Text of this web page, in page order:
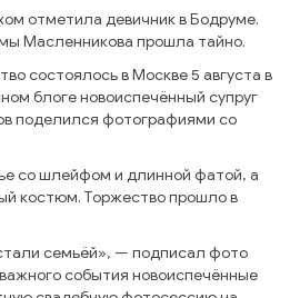
отметила девичник в Бодруме.
Масленникова прошла тайно.
состоялось в Москве 5 августа в
блоге новоиспечённый супруг
поделился фотографиями со
со шлейфом и длинной фатой, а
костюм. Торжество прошло в
семьёй», — подписал фото
события новоиспечённые